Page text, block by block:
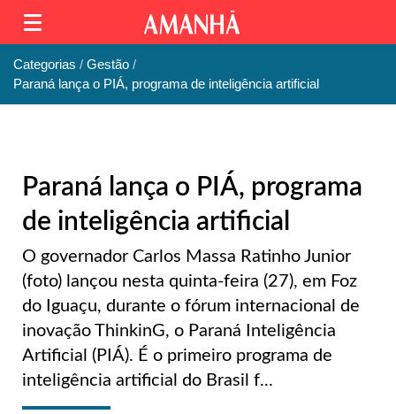
Categorias
Gestão
Paraná lança o PIÁ, programa de inteligência artificial
Paraná lança o PIÁ, programa
de inteligência artificial
O governador Carlos Massa Ratinho Junior
(foto) lançou nesta quinta-feira (27), em Foz
do Iguaçu, durante o fórum internacional de
inovação ThinkinG, o Paraná Inteligência
Artificial (PIÁ). É o primeiro programa de
inteligência artificial do Brasil f...